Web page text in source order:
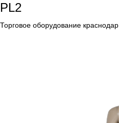
PL2
Торговое оборудование краснодар